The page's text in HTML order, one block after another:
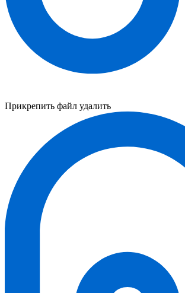
Прикрепить файл удалить